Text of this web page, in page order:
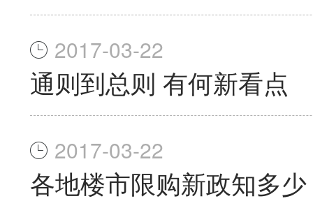
2017-03-22
通则到总则 有何新看点
2017-03-22
各地楼市限购新政知多少